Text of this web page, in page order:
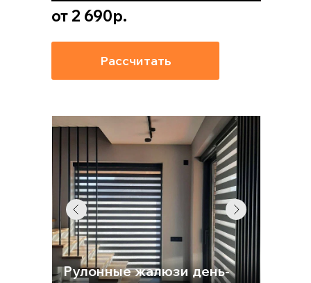
Рулонные жалюзи день-
Рассчитать
от 2 690р.